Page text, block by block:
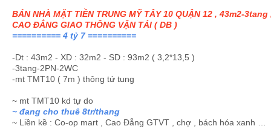
BÁN NHÀ MẶT TIỀN TRUNG MỸ TÂY 10 QUẬN 12 , 43m2-
CAO ĐẲNG GIAO THÔNG VẬN TẢI ( DB )
========== 4 tỷ 7 ==========
-Dt : 43m2 - XD : 32m2 - SD : 93m2 ( 3,2*13,5 )
-3tang-2PN-2WC
-mt TMT10 ( 7m ) thông tứ tung
~ mt TMT10 kd tự do
~ đang cho thuê 8tr/thang
~ Liền kề : Co-op mart , Cao Đẳng GTVT , chợ , bách hóa xanh …